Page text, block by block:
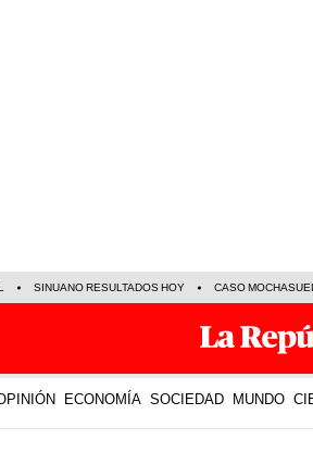
SINUANO RESULTADOS HOY CASO
ECONOMÍA SOCIEDAD MUNDO